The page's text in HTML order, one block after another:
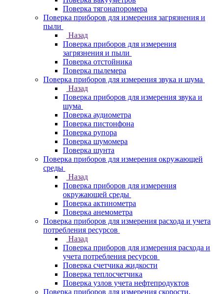
Поверка тягонапоромера
Поверка приборов для измерения загрязнения и
пыли
Назад
Поверка приборов для измерения
загрязнения и пыли
Поверка отстойника
Поверка пылемера
Поверка приборов для измерения звука и шума
Назад
Поверка приборов для измерения звука и
шума
Поверка аудиометра
Поверка пистонфона
Поверка рупора
Поверка шумомера
Поверка шунта
Поверка приборов для измерения окружающей
среды
Назад
Поверка приборов для измерения
окружающей среды
Поверка актинометра
Поверка анемометра
Поверка приборов для измерения расхода и учета
потребления ресурсов
Назад
Поверка приборов для измерения расхода и
учета потребления ресурсов
Поверка счетчика жидкости
Поверка теплосчетчика
Поверка узлов учета нефтепродуктов
Поверка приборов для измерения скорости,